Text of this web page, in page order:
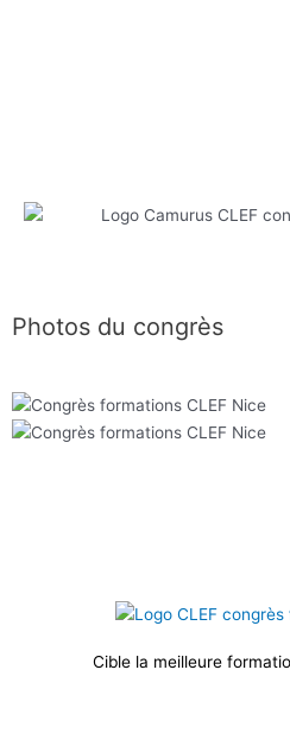
Photos du congrès
Cible la meilleure